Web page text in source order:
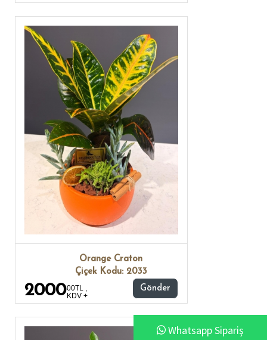
Orange Craton
Çiçek Kodu: 2033
200000TL ,
KDV +
Gönder
Whatsapp Sipariş